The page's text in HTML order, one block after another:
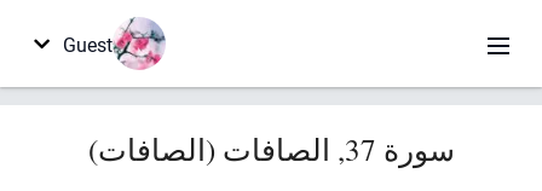
Guest
سورة 37, الصافات (الصافات)